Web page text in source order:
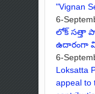
"Vignan
6-
లోక్ సత్తా
ఉదారంగా
6-
Loksatta
appeal to